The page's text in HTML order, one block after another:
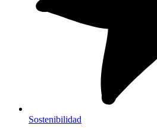
Sostenibilidad